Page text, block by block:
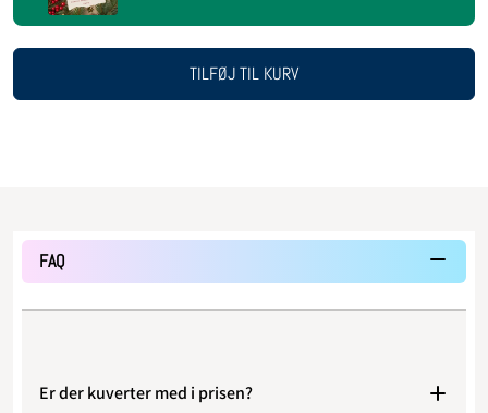
TILFØJ TIL KURV
FAQ
Er der kuverter med i prisen?